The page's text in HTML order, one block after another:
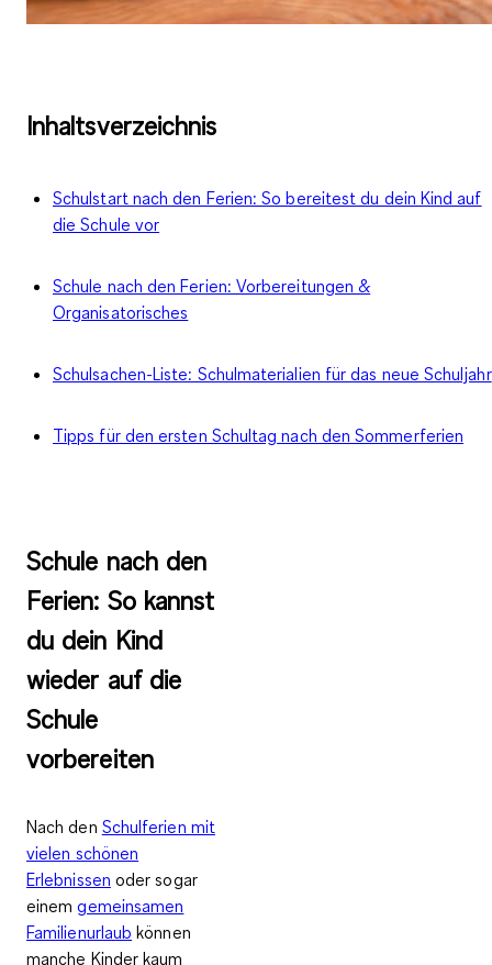
Inhaltsverzeichnis
Schulstart nach den Ferien: So bereitest du dein Kind auf
die Schule vor
Schule nach den Ferien: Vorbereitungen &
Organisatorisches
Schulsachen-Liste: Schulmaterialien für das neue Schuljahr
Tipps für den ersten Schultag nach den Sommerferien
Schule nach den
Ferien: So kannst
du dein Kind
wieder auf die
Schule
vorbereiten
Nach den Schulferien mit
vielen schönen
Erlebnissen oder sogar
einemgemeinsamen
Familienurlaub können
manche Kinder kaum